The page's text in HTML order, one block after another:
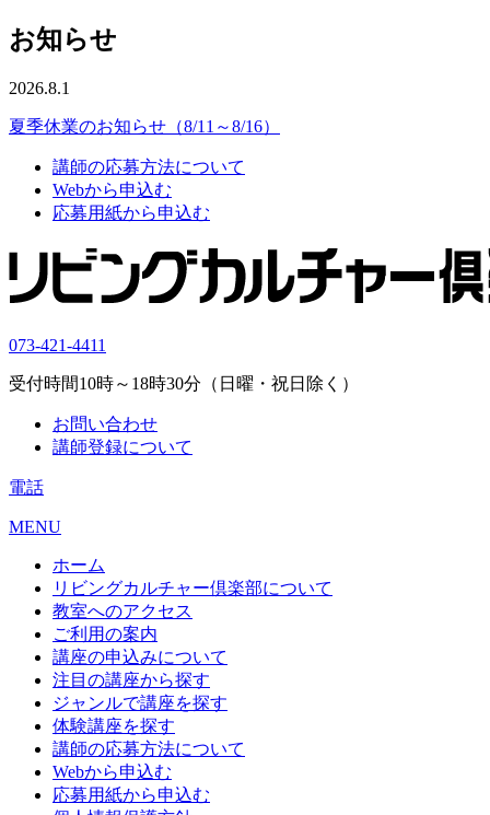
お知らせ
2026.8.1
夏季休業のお知らせ（8/11～8/16）
講師の応募方法について
Webから申込む
応募用紙から申込む
073-421-4411
受付時間10時～18時30分（日曜・祝日除く）
お問い合わせ
講師登録について
電話
MENU
ホーム
リビングカルチャー倶楽部について
教室へのアクセス
ご利用の案内
講座の申込みについて
注目の講座から探す
ジャンルで講座を探す
体験講座を探す
講師の応募方法について
Webから申込む
応募用紙から申込む